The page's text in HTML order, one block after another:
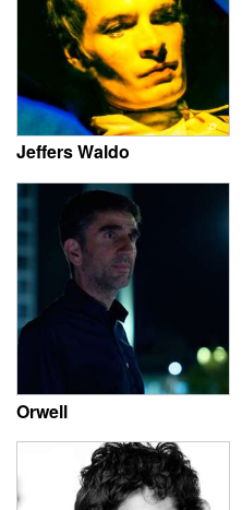
Jeffers Waldo
Orwell